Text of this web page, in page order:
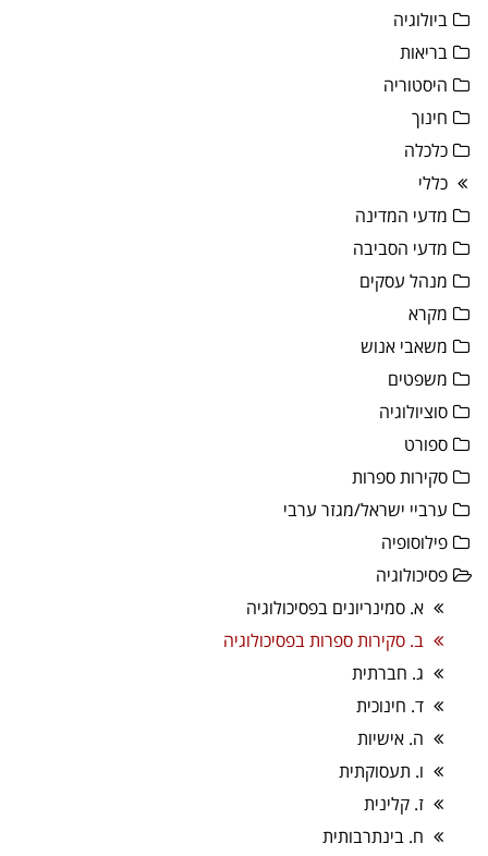
ביולוגיה
בריאות
היסטוריה
חינוך
כלכלה
כללי
מדעי המדינה
מדעי הסביבה
מנהל עסקים
מקרא
משאבי אנוש
משפטים
סוציולוגיה
ספורט
סקירות ספרות
ערביי ישראל/מגזר ערבי
פילוסופיה
פסיכולוגיה
א. סמינריונים בפסיכולוגיה
ב. סקירות ספרות בפסיכולוגיה
ג. חברתית
ד. חינוכית
ה. אישיות
ו. תעסוקתית
ז. קלינית
ח. בינתרבותית